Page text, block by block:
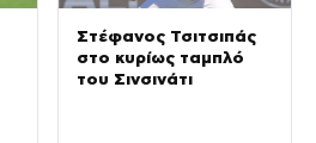
Στέφανος Τσιτσιπάς
στο κυρίως ταμπλό
του Σινσινάτι